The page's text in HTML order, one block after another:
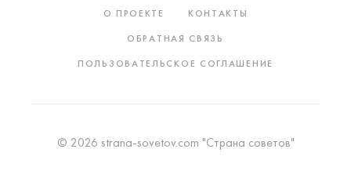
О ПРОЕКТЕ
КОНТАКТЫ
ОБРАТНАЯ СВЯЗЬ
ПОЛЬЗОВАТЕЛЬСКОЕ СОГЛАШЕНИЕ
© 2026 strana-sovetov.com "Страна советов"